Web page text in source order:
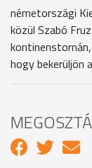
németországi
közül Szabó
hogy bekerüljön